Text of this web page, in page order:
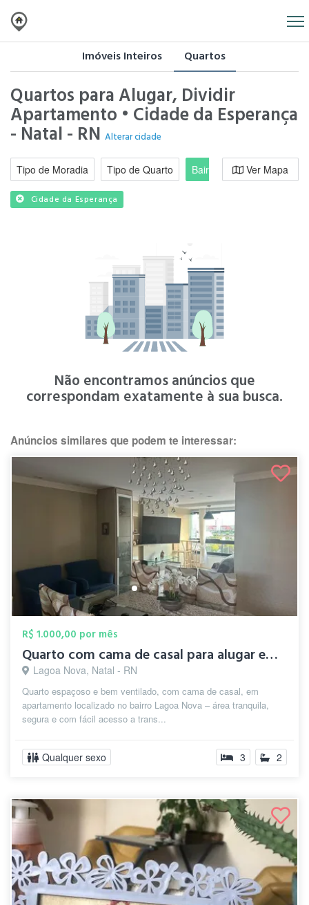
Imóveis Inteiros Quartos
Quartos para Alugar, Dividir
Apartamento • Cidade da Esperança
- Natal - RN Alterar cidade
Tipo de Moradia Tipo de Quarto Bairro / RegiãoVer Mapa
Cidade da Esperança
Não encontramos anúncios que
correspondam exatamente à sua busca.
Anúncios similares que podem te interessar:
R$ 1.000,00 por mês
Quarto com cama de casal para alugar em ...
Lagoa Nova, Natal - RN
Quarto espaçoso e bem ventilado, com cama de casal, em
apartamento localizado no bairro Lagoa Nova – área tranquila,
segura e com fácil acesso a trans...
Qualquer sexo 3 2